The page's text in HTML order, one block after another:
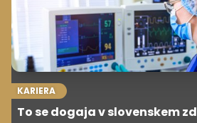
KARIERA
To se dogaja v slovenskem